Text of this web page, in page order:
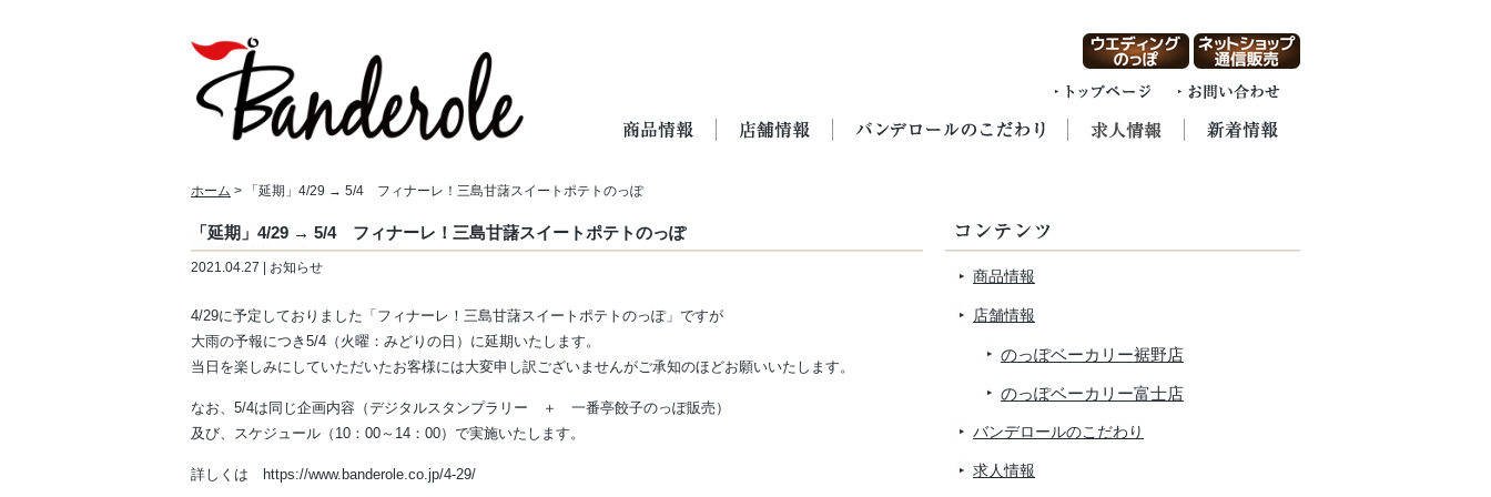
ホーム > 「延期」4/29 → 5/4 フィナーレ！三島甘藷スイートポテトのっぽ
「延期」4/29 → 5/4 フィナーレ！三島甘藷スイートポテトのっぽ
2021.04.27 | お知らせ
4/29に予定しておりました「フィナーレ！三島甘藷スイートポテトのっぽ」ですが
大雨の予報につき5/4（火曜：みどりの日）に延期いたします。
当日を楽しみにしていただいたお客様には大変申し訳ございませんがご承知のほどお願いいたします。
なお、5/4は同じ企画内容（デジタルスタンプラリー ＋ 一番亭餃子のっぽ販売）
及び、スケジュール（10：00～14：00）で実施いたします。
詳しくは https://www.banderole.co.jp/4-29/
商品情報
店舗情報
のっぽベーカリー裾野店
のっぽベーカリー富士店
バンデロールのこだわり
求人情報